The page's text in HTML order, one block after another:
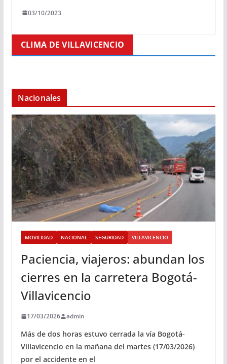
03/10/2023
CLIMA DE VILLAVICENCIO
Nacionales
MOVILIDAD NACIONAL SEGURIDAD VILLAVICENCIO
Paciencia, viajeros: abundan los
cierres en la carretera Bogotá-
Villavicencio
17/03/2026 admin
Más de dos horas estuvo cerrada la vía Bogotá-
Villavicencio en la mañana del martes (17/03/2026)
por el accidente en el